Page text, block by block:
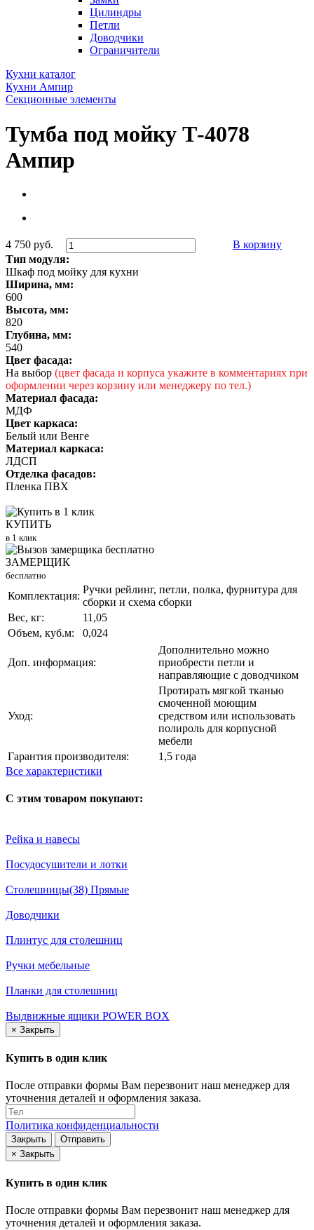
Цилиндры
Петли
Доводчики
Ограничители
Кухни каталог
Кухни Ампир
Секционные элементы
Тумба под мойку Т-4078
Ампир
4 750 руб.
В корзину
Тип модуля:
Шкаф под мойку для кухни
Ширина, мм:
600
Высота, мм:
820
Глубина, мм:
540
Цвет фасада:
На выбор (цвет фасада и корпуса укажите в комментариях при
оформлении через корзину или менеджеру по тел.)
Материал фасада:
МДФ
Цвет каркаса:
Белый или Венге
Материал каркаса:
ЛДСП
Отделка фасадов:
Пленка ПВХ
КУПИТЬ
в 1 клик
ЗАМЕРЩИК
бесплатно
Комплектация:
Ручки рейлинг, петли, полка, фурнитура для
сборки и схема сборки
Вес, кг:
11,05
Объем, куб.м:
0,024
Доп. информация:
Дополнительно можно
приобрести петли и
направляющие с доводчиком
Уход:
Протирать мягкой тканью
смоченной моющим
средством или использовать
полироль для корпусной
мебели
Гарантия производителя:
1,5 года
Все характеристики
С этим товаром покупают:
Рейка и навесы
Посудосушители и лотки
Столешницы(38) Прямые
Доводчики
Плинтус для столешниц
Ручки мебельные
Планки для столешниц
Выдвижные ящики POWER BOX
× Закрыть
Купить в один клик
После отправки формы Вам перезвонит наш менеджер для
уточнения деталей и оформления заказа.
Политика конфиденциальности
Закрыть
Отправить
× Закрыть
Купить в один клик
После отправки формы Вам перезвонит наш менеджер для
уточнения деталей и оформления заказа.